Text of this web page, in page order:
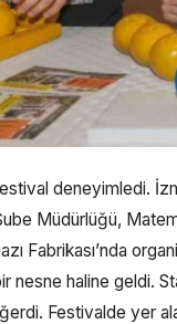
deneyimledi.
Müdürlüğü,
Fabrikası’nda
nesne haline geldi.
Festivalde yer